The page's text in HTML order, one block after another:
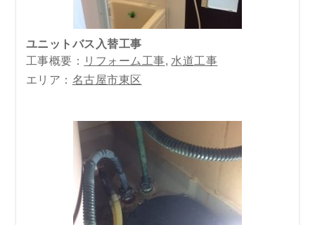
ユニットバス入替工事
工事概要：
リフォーム工事
水道工事
エリア： 名古屋市東区